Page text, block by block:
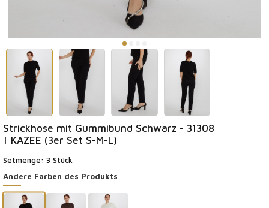
Strickhose mit Gummibund Schwarz - 31308
| KAZEE (3er Set S-M-L)
Setmenge: 3 Stück
Andere Farben des Produkts